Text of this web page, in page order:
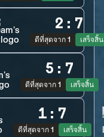
2 : 7
ดีที่สุดจาก 1 เสร็จสิ้น
5 : 7
ดีที่สุดจาก 1 เสร็จสิ้น
1 : 7
ดีที่สุดจาก 1 เสร็จสิ้น